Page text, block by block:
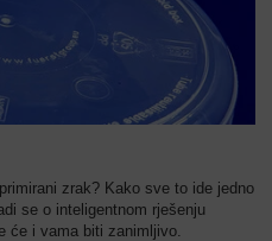
zrak? Kako sve to ide jedno
se o inteligentnom rješenju
će i vama biti zanimljivo.